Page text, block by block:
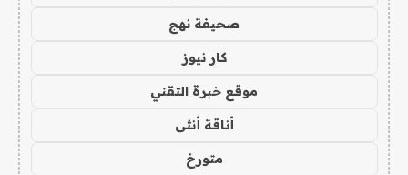
صحيفة نهج
كار نيوز
موقع خبرة التقني
أناقة أنثى
متورخ